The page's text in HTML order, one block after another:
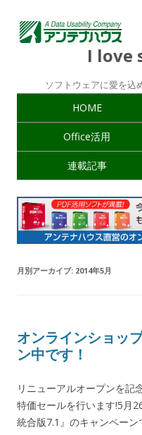
I love
ソフトウェアに愛を込
HOME
Office活用
連載記事
月別アーカイブ: 2014年5月
オンラインショッ
ン中です！
リニューアルオープンを記
特価セールを行います!5月
統合版7.1』のキャンペーン